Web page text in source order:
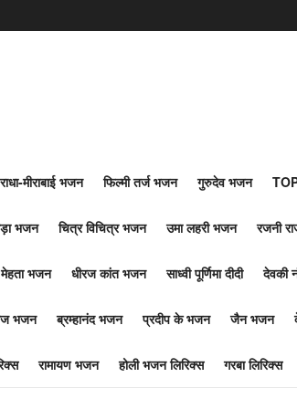
राधा-मीराबाई भजन फिल्मी तर्ज भजन गुरुदेव भजन
भजन चित्र विचित्र भजन उमा लहरी भजन रजनी
भजन धीरज कांत भजन साध्वी पूर्णिमा दीदी देवकी
भजन ब्रम्हानंद भजन प्रदीप के भजन जैन भजन
रामायण भजन होली भजन लिरिक्स गरबा लिरिक्स